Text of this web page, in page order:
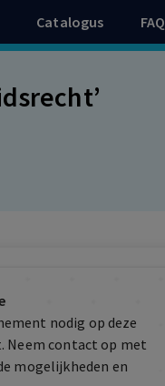
Catalogus FAQ
nodig op deze
Neem contact op met
mogelijkheden en